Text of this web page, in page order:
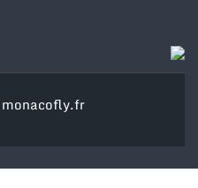
monacofly.fr